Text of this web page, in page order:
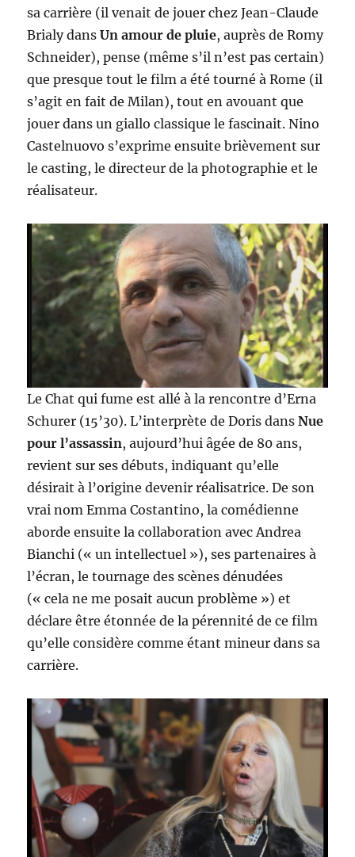
sa carrière (il venait de jouer chez Jean-Claude
Brialy dans Un amour de pluie, auprès de Romy
Schneider), pense (même s’il n’est pas certain)
que presque tout le film a été tourné à Rome (il
s’agit en fait de Milan), tout en avouant que
jouer dans un giallo classique le fascinait. Nino
Castelnuovo s’exprime ensuite brièvement sur
le casting, le directeur de la photographie et le
réalisateur.
Le Chat qui fume est allé à la rencontre d’Erna
Schurer (15’30). L’interprète de Doris dansNue
pour l’assassin, aujourd’hui âgée de 80 ans,
revient sur ses débuts, indiquant qu’elle
désirait à l’origine devenir réalisatrice. De son
vrai nom Emma Costantino, la comédienne
aborde ensuite la collaboration avec Andrea
Bianchi (« un intellectuel »), ses partenaires à
l’écran, le tournage des scènes dénudées
(« cela ne me posait aucun problème ») et
déclare être étonnée de la pérennité de ce film
qu’elle considère comme étant mineur dans sa
carrière.